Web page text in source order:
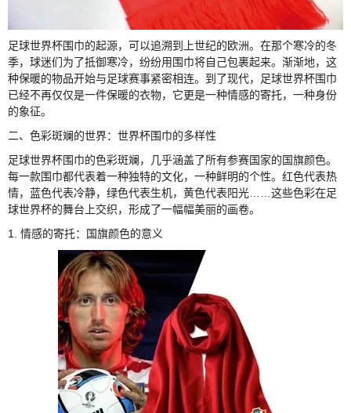
足球世界杯围巾的起源，可以追溯到上世纪的欧洲。在那个寒冷的冬
季，球迷们为了抵御寒冷，纷纷用围巾将自己包裹起来。渐渐地，这
种保暖的物品开始与足球赛事紧密相连。到了现代，足球世界杯围巾
已经不再仅仅是一件保暖的衣物，它更是一种情感的寄托，一种身份
的象征。
二、色彩斑斓的世界：世界杯围巾的多样性
足球世界杯围巾的色彩斑斓，几乎涵盖了所有参赛国家的国旗颜色。
每一款围巾都代表着一种独特的文化，一种鲜明的个性。红色代表热
情，蓝色代表冷静，绿色代表生机，黄色代表阳光……这些色彩在足
球世界杯的舞台上交织，形成了一幅幅美丽的画卷。
1. 情感的寄托：国旗颜色的意义